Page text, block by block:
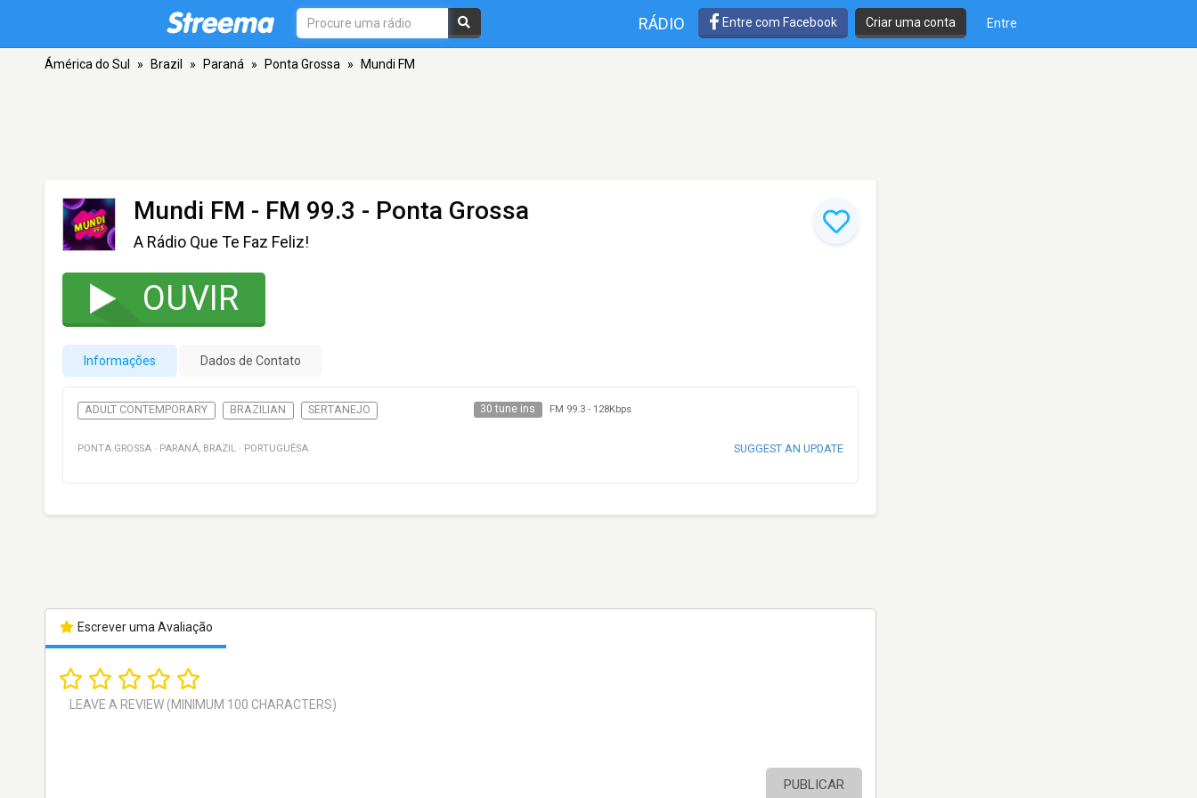
RÁDIO Entre com Facebook Criar uma conta Entre
Ámérica do Sul » Brazil » Paraná » Ponta Grossa » Mundi FM
Mundi FM - FM 99.3 - Ponta Grossa
A Rádio Que Te Faz Feliz!
OUVIR
Informações Dados de Contato
ADULT CONTEMPORARY BRAZILIAN SERTANEJO 30 tune ins FM 99.3- 128Kbps
PONTA GROSSA · PARANÁ, BRAZIL · PORTUGUÊSA SUGGEST AN UPDATE
Escrever uma Avaliação
PUBLICAR